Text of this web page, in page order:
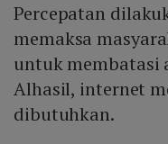
Percepatan
memaksa
untuk membatasi
Alhasil, internet
dibutuhkan.